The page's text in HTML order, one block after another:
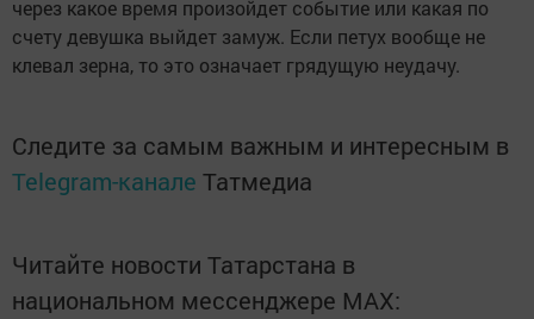
через какое время произойдет событие или какая по
счету девушка выйдет замуж. Если петух вообще не
клевал зерна, то это означает грядущую неудачу.
Следите за самым важным и интересным в
Telegram-канале Татмедиа
Читайте новости Татарстана в
национальном мессенджере MАХ: